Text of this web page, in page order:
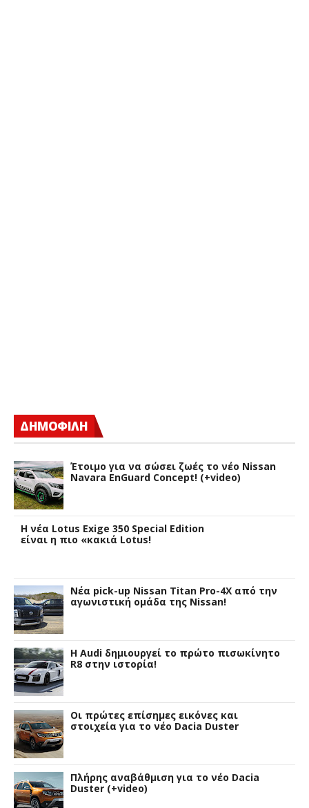
ΔΗΜΟΦΙΛΗ
Έτοιμο για να σώσει ζωές το νέο Nissan
Navara EnGuard Concept! (+video)
H νέα Lotus Exige 350 Special Edition
είναι η πιο «κακιά Lotus!
Νέα pick-up Nissan Titan Pro-4X από την
αγωνιστική ομάδα της Nissan!
Η Audi δημιουργεί το πρώτο πισωκίνητο
R8 στην ιστορία!
Οι πρώτες επίσημες εικόνες και
στοιχεία για το νέο Dacia Duster
Πλήρης αναβάθμιση για το νέο Dacia
Duster (+video)